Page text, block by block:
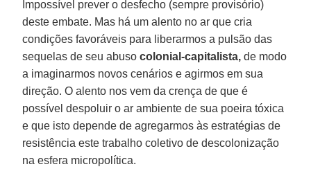
Impossível prever o desfecho (sempre provisório)
deste embate. Mas há um alento no ar que cria
condições favoráveis para liberarmos a pulsão das
sequelas de seu abusocolonial-capitalista, de modo
a imaginarmos novos cenários e agirmos em sua
direção. O alento nos vem da crença de que é
possível despoluir o ar ambiente de sua poeira tóxica
e que isto depende de agregarmos às estratégias de
resistência este trabalho coletivo de descolonização
na esfera micropolítica.